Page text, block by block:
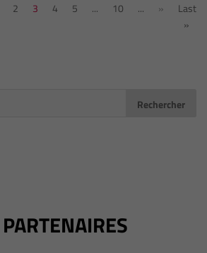
2 3 4 5 ... 10 ... »
Last
»
PARTENAIRES